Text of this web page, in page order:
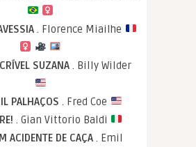
. Florence Miailhe
SUZANA . Billy Wilder
PALHAÇOS. Fred Coe
. Gian Vittorio Baldi
ACIDENTE DE CAÇA . Emil